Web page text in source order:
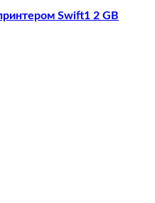
Swift1 2 GB